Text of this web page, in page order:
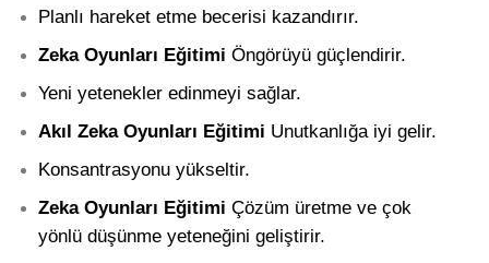
Planlı hareket etme becerisi kazandırır.
Zeka Oyunları Eğitimi Öngörüyü güçlendirir.
Yeni yetenekler edinmeyi sağlar.
Akıl Zeka Oyunları Eğitimi Unutkanlığa iyi gelir.
Konsantrasyonu yükseltir.
Zeka Oyunları Eğitimi Çözüm üretme ve çok
yönlü düşünme yeteneğini geliştirir.